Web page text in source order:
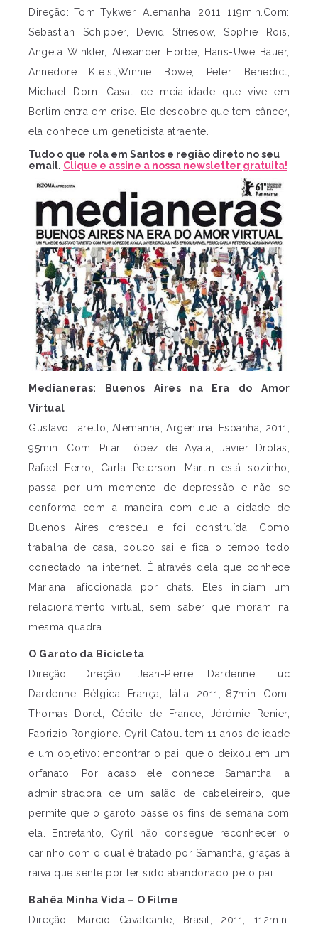
Direção: Tom Tykwer, Alemanha, 2011, 119min.Com:
Sebastian Schipper, Devid Striesow, Sophie Rois,
Angela Winkler, Alexander Hörbe, Hans-Uwe Bauer,
Annedore Kleist,Winnie Böwe, Peter Benedict,
Michael Dorn. Casal de meia-idade que vive em
Berlim entra em crise. Ele descobre que tem câncer,
ela conhece um geneticista atraente.
Tudo o que rola em Santos e região direto no seu
email. Clique e assine a nossa newsletter gratuita!
Medianeras: Buenos Aires na Era do Amor
Virtual
Gustavo Taretto, Alemanha, Argentina, Espanha, 2011,
95min. Com: Pilar López de Ayala, Javier Drolas,
Rafael Ferro, Carla Peterson. Martin está sozinho,
passa por um momento de depressão e não se
conforma com a maneira com que a cidade de
Buenos Aires cresceu e foi construída. Como
trabalha de casa, pouco sai e fica o tempo todo
conectado na internet. É através dela que conhece
Mariana, aficcionada por chats. Eles iniciam um
relacionamento virtual, sem saber que moram na
mesma quadra.
O Garoto da Bicicleta
Direção: Direção: Jean-Pierre Dardenne, Luc
Dardenne. Bélgica, França, Itália, 2011, 87min. Com:
Thomas Doret, Cécile de France, Jérémie Renier,
Fabrizio Rongione. Cyril Catoul tem 11 anos de idade
e um objetivo: encontrar o pai, que o deixou em um
orfanato. Por acaso ele conhece Samantha, a
administradora de um salão de cabeleireiro, que
permite que o garoto passe os fins de semana com
ela. Entretanto, Cyril não consegue reconhecer o
carinho com o qual é tratado por Samantha, graças à
raiva que sente por ter sido abandonado pelo pai.
Bahêa Minha Vida – O Filme
Direção: Marcio Cavalcante, Brasil, 2011, 112min.